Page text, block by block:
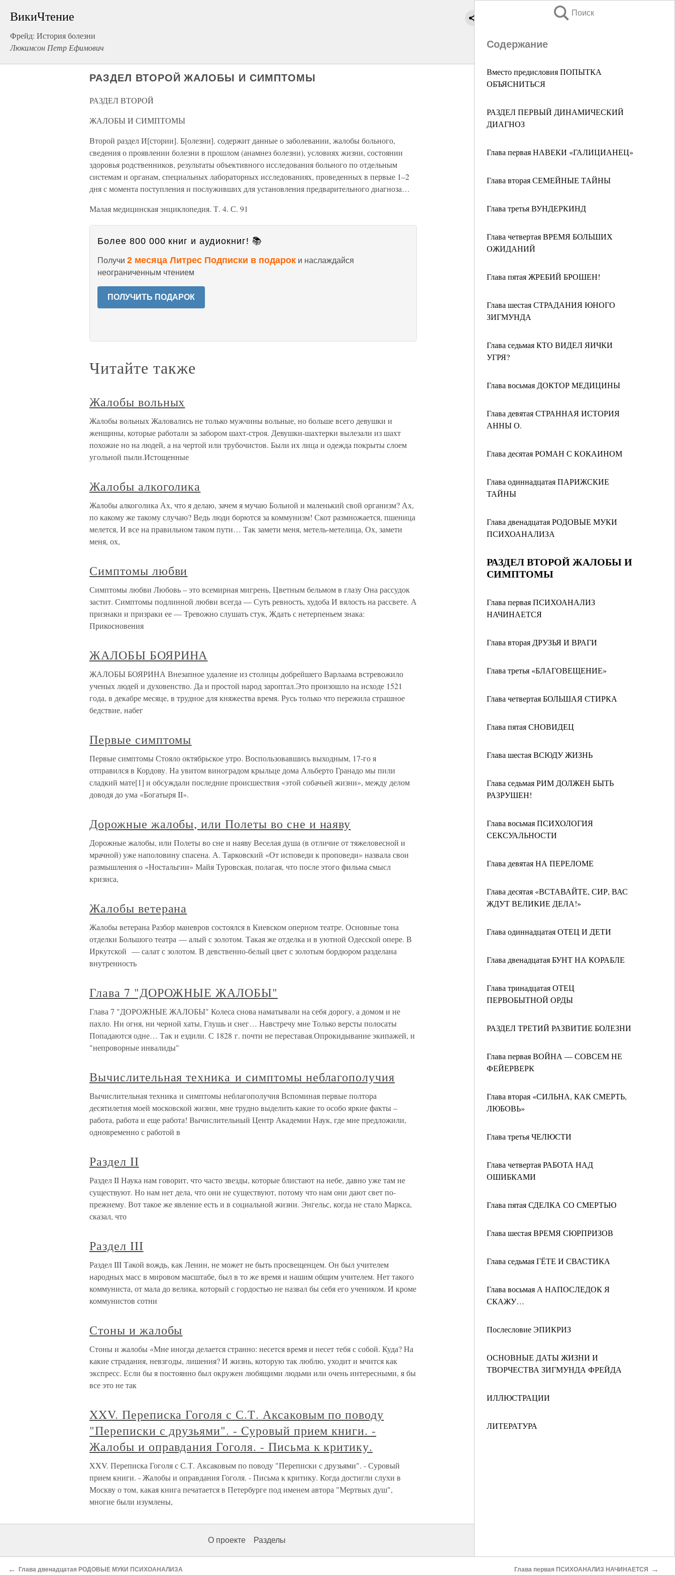
ВикиЧтение
Фрейд: История болезни
Люкимсон Петр Ефимович
Поиск
Содержание
Вместо предисловия ПОПЫТКА
ОБЪЯСНИТЬСЯ
РАЗДЕЛ ПЕРВЫЙ ДИНАМИЧЕСКИЙ
ДИАГНОЗ
Глава первая НАВЕКИ «ГАЛИЦИАНЕЦ»
Глава вторая СЕМЕЙНЫЕ ТАЙНЫ
Глава третья ВУНДЕРКИНД
Глава четвертая ВРЕМЯ БОЛЬШИХ
ОЖИДАНИЙ
Глава пятая ЖРЕБИЙ БРОШЕН!
Глава шестая СТРАДАНИЯ ЮНОГО
ЗИГМУНДА
Глава седьмая КТО ВИДЕЛ ЯИЧКИ
УГРЯ?
Глава восьмая ДОКТОР МЕДИЦИНЫ
Глава девятая СТРАННАЯ ИСТОРИЯ
АННЫ О.
Глава десятая РОМАН С КОКАИНОМ
Глава одиннадцатая ПАРИЖСКИЕ
ТАЙНЫ
Глава двенадцатая РОДОВЫЕ МУКИ
ПСИХОАНАЛИЗА
РАЗДЕЛ ВТОРОЙ ЖАЛОБЫ И
СИМПТОМЫ
Глава первая ПСИХОАНАЛИЗ
НАЧИНАЕТСЯ
Глава вторая ДРУЗЬЯ И ВРАГИ
Глава третья «БЛАГОВЕЩЕНИЕ»
Глава четвертая БОЛЬШАЯ СТИРКА
Глава пятая СНОВИДЕЦ
Глава шестая ВСЮДУ ЖИЗНЬ
Глава седьмая РИМ ДОЛЖЕН БЫТЬ
РАЗРУШЕН!
Глава восьмая ПСИХОЛОГИЯ
СЕКСУАЛЬНОСТИ
Глава девятая НА ПЕРЕЛОМЕ
Глава десятая «ВСТАВАЙТЕ, СИР, ВАС
ЖДУТ ВЕЛИКИЕ ДЕЛА!»
Глава одиннадцатая ОТЕЦ И ДЕТИ
Глава двенадцатая БУНТ НА КОРАБЛЕ
Глава тринадцатая ОТЕЦ
ПЕРВОБЫТНОЙ ОРДЫ
РАЗДЕЛ ТРЕТИЙ РАЗВИТИЕ БОЛЕЗНИ
Глава первая ВОЙНА — СОВСЕМ НЕ
ФЕЙЕРВЕРК
Глава вторая «СИЛЬНА, КАК СМЕРТЬ,
ЛЮБОВЬ»
Глава третья ЧЕЛЮСТИ
Глава четвертая РАБОТА НАД
ОШИБКАМИ
Глава пятая СДЕЛКА СО СМЕРТЬЮ
Глава шестая ВРЕМЯ СЮРПРИЗОВ
Глава седьмая ГЁТЕ И СВАСТИКА
Глава восьмая А НАПОСЛЕДОК Я
СКАЖУ…
Послесловие ЭПИКРИЗ
ОСНОВНЫЕ ДАТЫ ЖИЗНИ И
ТВОРЧЕСТВА ЗИГМУНДА ФРЕЙДА
ИЛЛЮСТРАЦИИ
ЛИТЕРАТУРА
РАЗДЕЛ ВТОРОЙ ЖАЛОБЫ И СИМПТОМЫ
РАЗДЕЛ ВТОРОЙ
ЖАЛОБЫ И СИМПТОМЫ
Второй раздел И[стории]. Б[олезни]. содержит данные о заболевании, жалобы больного,
сведения о проявлении болезни в прошлом (анамнез болезни), условиях жизни, состоянии
здоровья родственников, результаты объективного исследования больного по отдельным
системам и органам, специальных лабораторных исследованиях, проведенных в первые 1–2
дня с момента поступления и послуживших для установления предварительного диагноза…
Малая медицинская энциклопедия. Т. 4. С. 91
Более 800 000 книг и аудиокниг! 📚
Получи 2 месяца Литрес Подписки в подарок и наслаждайся
неограниченным чтением
ПОЛУЧИТЬ ПОДАРОК
Читайте также
Жалобы вольных
Жалобы вольных Жаловались не только мужчины вольные, но больше всего девушки и
женщины, которые работали за забором шахт-строя. Девушки-шахтерки вылезали из шахт
похожие но на людей, а на чертой или трубочистов. Были их лица и одежда покрыты слоем
угольной пыли.Истощенные
Жалобы алкоголика
Жалобы алкоголика Ах, что я делаю, зачем я мучаю Больной и маленький свой организм? Ах,
по какому же такому случаю? Ведь люди борются за коммунизм! Скот размножается, пшеница
мелется, И все на правильном таком пути… Так замети меня, метель-метелица, Ох, замети
меня, ох,
Симптомы любви
Симптомы любви Любовь – это всемирная мигрень, Цветным бельмом в глазу Она рассудок
застит. Симптомы подлинной любви всегда — Суть ревность, худоба И вялость на рассвете. А
признаки и призраки ее — Тревожно слушать стук, Ждать с нетерпеньем знака:
Прикосновения
ЖАЛОБЫ БОЯРИНА
ЖАЛОБЫ БОЯРИНА Внезапное удаление из столицы добрейшего Варлаама встревожило
ученых людей и духовенство. Да и простой народ зароптал.Это произошло на исходе 1521
года, в декабре месяце, в трудное для княжества время. Русь только что пережила страшное
бедствие, набег
Первые симптомы
Первые симптомы Стояло октябрьское утро. Воспользовавшись выходным, 17-го я
отправился в Кордову. На увитом виноградом крыльце дома Альберто Гранадо мы пили
сладкий мате[1] и обсуждали последние происшествия «этой собачьей жизни», между делом
доводя до ума «Богатыря II».
Дорожные жалобы, или Полеты во сне и наяву
Дорожные жалобы, или Полеты во сне и наяву Веселая душа (в отличие от тяжеловесной и
мрачной) уже наполовину спасена. А. Тарковский «От исповеди к проповеди» назвала свои
размышления о «Ностальгии» Майя Туровская, полагая, что после этого фильма смысл
кризиса,
Жалобы ветерана
Жалобы ветерана Разбор маневров состоялся в Киевском оперном театре. Основные тона
отделки Большого театра — алый с золотом. Такая же отделка и в уютной Одесской опере. В
Иркутской — салат с золотом. В девственно-белый цвет с золотым бордюром разделана
внутренность
Глава 7 "ДОРОЖНЫЕ ЖАЛОБЫ"
Глава 7 "ДОРОЖНЫЕ ЖАЛОБЫ" Колеса снова наматывали на себя дорогу, а домом и не
пахло. Ни огня, ни черной хаты, Глушь и снег… Навстречу мне Только версты полосаты
Попадаются одне… Так и ездили. С 1828 г. почти не переставая.Опрокидывание экипажей, и
"непроворные инвалиды"
Вычислительная техника и симптомы неблагополучия
Вычислительная техника и симптомы неблагополучия Вспоминая первые полтора
десятилетия моей московской жизни, мне трудно выделить какие то особо яркие факты –
работа, работа и еще работа! Вычислительный Центр Академии Наук, где мне предложили,
одновременно с работой в
Раздел II
Раздел II Наука нам говорит, что часто звезды, которые блистают на небе, давно уже там не
существуют. Но нам нет дела, что они не существуют, потому что нам они дают свет по-
прежнему. Вот такое же явление есть и в социальной жизни. Энгельс, когда не стало Маркса,
сказал, что
Раздел III
Раздел III Такой вождь, как Ленин, не может не быть просвещенцем. Он был учителем
народных масс в мировом масштабе, был в то же время и нашим общим учителем. Нет такого
коммуниста, от мала до велика, который с гордостью не назвал бы себя его учеником. И кроме
коммунистов сотни
Стоны и жалобы
Стоны и жалобы «Мне иногда делается странно: несется время и несет тебя с собой. Куда? На
какие страдания, невзгоды, лишения? И жизнь, которую так люблю, уходит и мчится как
экспресс. Если бы я постоянно был окружен любящими людьми или очень интересными, я бы
все это не так
XXV. Переписка Гоголя с С.Т. Аксаковым по поводу
"Переписки с друзьями". - Суровый прием книги. -
Жалобы и оправдания Гоголя. - Письма к критику.
XXV. Переписка Гоголя с С.Т. Аксаковым по поводу "Переписки с друзьями". - Суровый
прием книги. - Жалобы и оправдания Гоголя. - Письма к критику. Когда достигли слухи в
Москву о том, какая книга печатается в Петербурге под именем автора "Мертвых душ",
многие были изумлены,
О проекте Разделы
← Глава двенадцатая РОДОВЫЕ МУКИ ПСИХОАНАЛИЗА Глава первая ПСИХОАНАЛИЗ НАЧИНАЕТСЯ →